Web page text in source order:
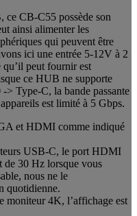
ce CB-C55 possède son
ainsi alimenter les
qui peuvent être
ici une entrée 5-12V à 2
qu’il peut fournir est
ce HUB ne supporte
Type-C, la bande passante
est limité à 5 Gbps.
et HDMI comme indiqué
USB-C, le port HDMI
de 30 Hz lorsque vous
nous ne le
quotidienne.
moniteur 4K, l’affichage est